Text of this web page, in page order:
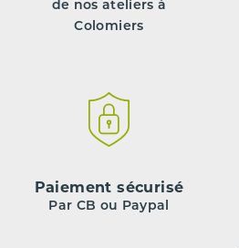
de nos ateliers à
Colomiers
Paiement sécurisé
Par CB ou Paypal